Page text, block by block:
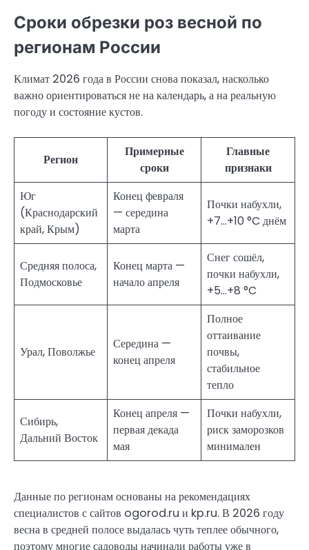
Сроки обрезки роз весной по
регионам России
Климат 2026 года в России снова показал, насколько
важно ориентироваться не на календарь, а на реальную
погоду и состояние кустов.
Регион
Примерные
сроки
Главные
признаки
Юг
(Краснодарский
край, Крым)
Конец февраля
— середина
марта
Почки набухли,
+7…+10 °C днём
Средняя полоса,
Подмосковье
Конец марта —
начало апреля
Снег сошёл,
почки набухли,
+5…+8 °C
Урал, Поволжье
Середина —
конец апреля
Полное
оттаивание
почвы,
стабильное
тепло
Сибирь,
Дальний Восток
Конец апреля —
первая декада
мая
Почки набухли,
риск заморозков
минимален
Данные по регионам основаны на рекомендациях
специалистов с сайтов ogorod.ru и kp.ru. В 2026 году
весна в средней полосе выдалась чуть теплее обычного,
поэтому многие садоводы начинали работы уже в